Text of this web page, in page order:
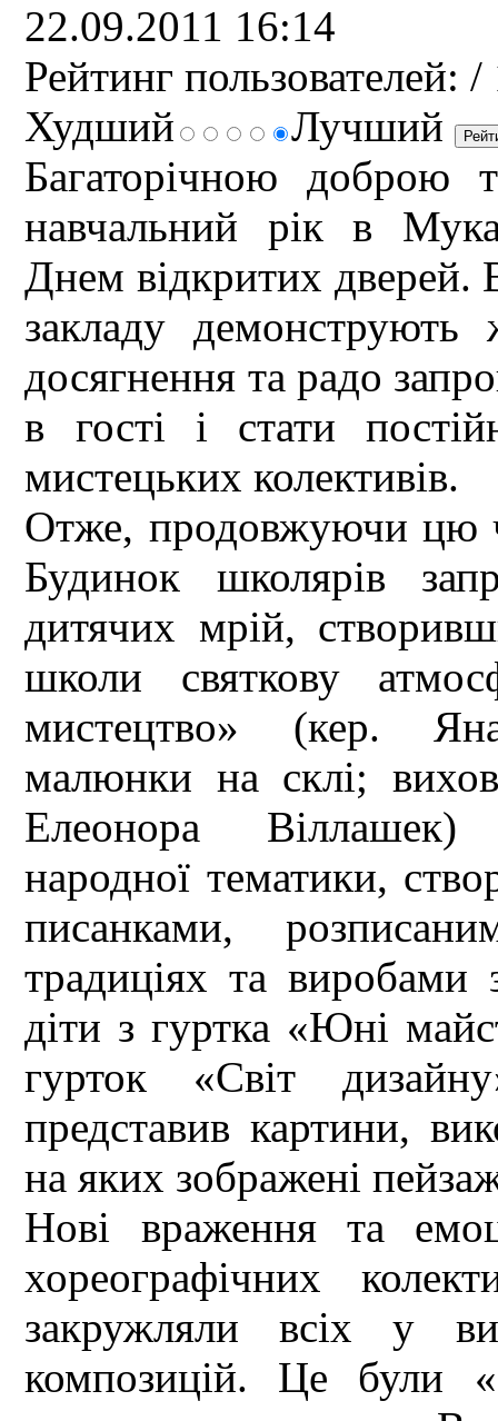
22.09.2011 16:14
Рейтинг пользователей: /
Худший
Лучший
Багаторічною доброю
навчальний рік в
Днем відкритих дверей.
закладу демонструють
досягнення та радо
в гості і стати
мистецьких колективів.
Отже, продовжуючи цю
Будинок школярів
дитячих мрій,
школи святкову
мистецтво» (кер.
малюнки на склі;
Елеонора Віллашек)
народної тематики,
писанками,
традиціях та виробами
діти з гуртка «Юні
гурток «Світ
представив картини,
на яких зображені
Нові враження та
хореографічних
закружляли всіх у
композицій. Це були